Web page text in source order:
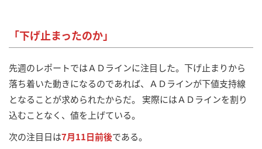
「下げ止まったのか」
先週のレポートではＡＤラインに注目した。下げ止まりから
落ち着いた動きになるのであれば、ＡＤラインが下値支持線
となることが求められたからだ。 実際にはＡＤラインを割り
込むことなく、値を上げている。
次の注目日は7月11日前後である。